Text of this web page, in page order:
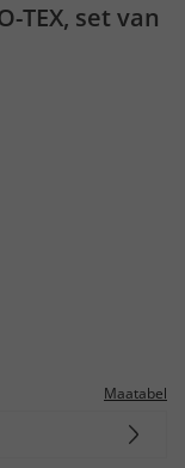
TEX, set van
Maatabel